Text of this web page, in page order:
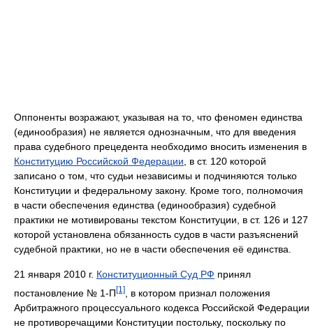
Оппоненты возражают, указывая на то, что феномен единства
(единообразия) не является однозначным, что для введения
права судебного прецедента необходимо вносить изменения в
Конституцию Российской Федерации , в ст. 120 которой
записано о том, что судьи независимы и подчиняются только
Конституции и федеральному закону. Кроме того, полномочия
в части обеспечения единства (единообразия) судебной
практики не мотивированы текстом Конституции, в ст. 126 и 127
которой установлена обязанность судов в части разъяснений
судебной практики, но не в части обеспечения её единства.
21 января 2010 г. Конституционный Суд РФ принял
постановление № 1-П[1]
, в котором признал положения
Арбитражного процессуального кодекса Российской Федерации
не противоречащими Конституции постольку, поскольку по